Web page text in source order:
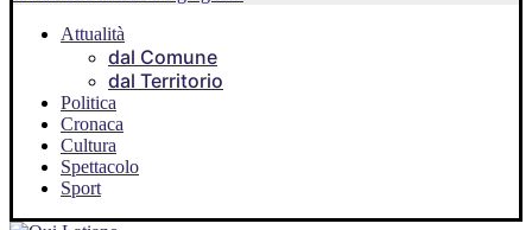
Attualità
dal Comune
dal Territorio
Politica
Cronaca
Cultura
Spettacolo
Sport